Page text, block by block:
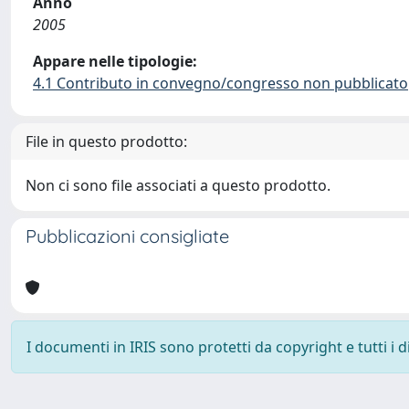
2005
Appare nelle tipologie:
4.1 Contributo in convegno/congresso non pubblicato
File in questo prodotto:
Non ci sono file associati a questo prodotto.
Pubblicazioni consigliate
I documenti in IRIS sono protetti da copyright e tutti i